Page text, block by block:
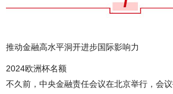
推动金融高水平洞开进步国际影响力
2024欧洲杯名额
不久前，中央金融责任会议在北京举行，会